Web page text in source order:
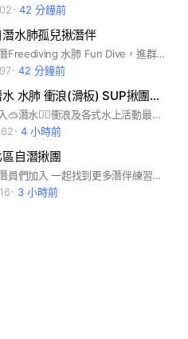
42 分鐘前
水肺孤兒揪潛伴
浪滔自潛Freediving 水肺 Fun Dive，進群請改大頭照以及之後約潛名字，以便約潛好相認，以上兩樣沒更換者進群一律踢出，歡迎大家在此聊天討論自由潛水及水肺相關，分享潛點、海況、裝備、交朋友！
42 分鐘前
自由潛水 水肺 衝浪(滑板) SUP揪團找潛伴交流平台
歡迎加入🥽潛水🏄‍♀️衝浪及各式水上活動最大社群平台 無論您是新手或老手都歡迎您的加入~一起討論與分享❤️ ⚠️社群版規請務必遵守📌本平台僅提供水上裝備買賣交流不負責買賣糾紛,請自行解決📌管理員有絕對權力剔除違規或擾亂秩序之成員📌嚴禁在此招募群組📌不開放與社群主題不相關廣告屢犯者剔除 感謝配合🙏 #潛水#自由潛水#水肺#SUP#浮潛#衝浪#水上活動#找潛伴#找教練#揪團#水上活動裝備買賣
4 小時前
自潛揪團
歡迎自潛員們加入 一起找到更多潛伴練習玩耍 主要約北區運動中心的團 但其他地區（例如潛立方、海邊⋯等）也都是歡迎的 除此之外也能獲得各種自潛相關資訊及裝備買賣交流 偶爾也會辦幾次活動 一起來玩吧🫰🏽 ⚠️約潛資訊都在記事本！歡迎自由開團
3 小時前